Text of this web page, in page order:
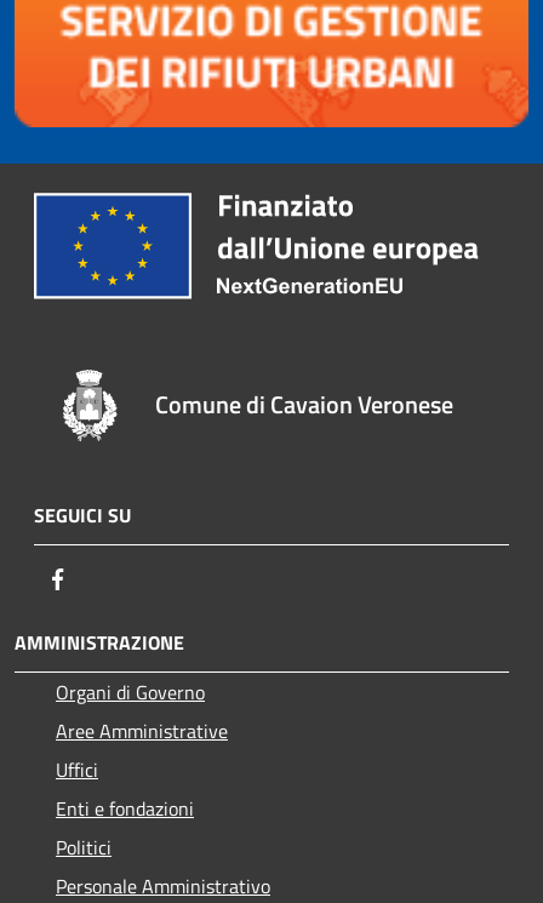
Comune di Cavaion Veronese
SEGUICI SU
AMMINISTRAZIONE
Organi di Governo
Aree Amministrative
Uffici
Enti e fondazioni
Politici
Personale Amministrativo